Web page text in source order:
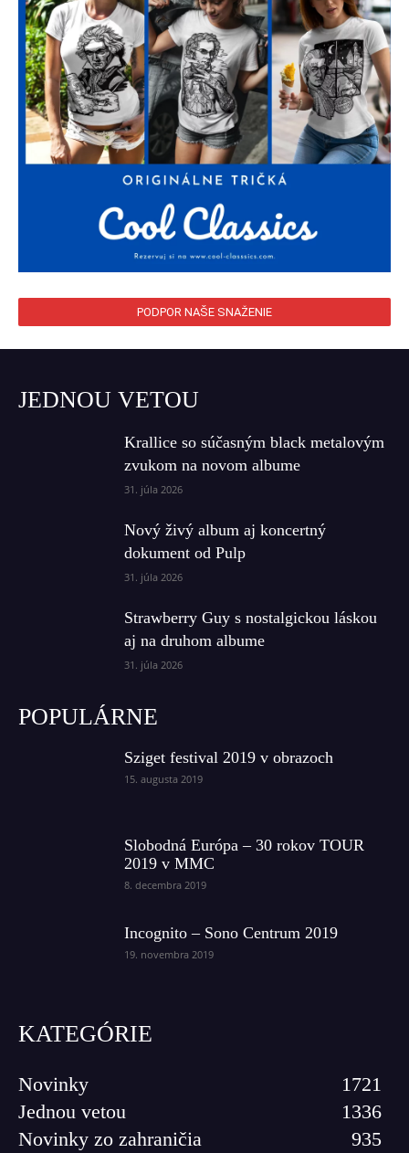
PODPOR NAŠE SNAŽENIE
JEDNOU VETOU
Krallice so súčasným black metalovým
zvukom na novom albume
31. júla 2026
Nový živý album aj koncertný
dokument od Pulp
31. júla 2026
Strawberry Guy s nostalgickou láskou
aj na druhom albume
31. júla 2026
POPULÁRNE
Sziget festival 2019 v obrazoch
15. augusta 2019
Slobodná Európa – 30 rokov TOUR
2019 v MMC
8. decembra 2019
Incognito – Sono Centrum 2019
19. novembra 2019
KATEGÓRIE
Novinky
1721
Jednou vetou
1336
Novinky zo zahraničia
935